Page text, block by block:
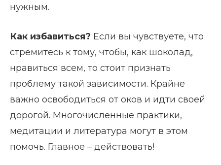
нужным.
Как избавиться? Если вы чувствуете, что
стремитесь к тому, чтобы, как шоколад,
нравиться всем, то стоит признать
проблему такой зависимости. Крайне
важно освободиться от оков и идти своей
дорогой. Многочисленные практики,
медитации и литература могут в этом
помочь. Главное – действовать!